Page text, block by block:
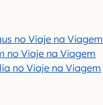
no Viaje na Viagem
no Viaje na Viagem
no Viaje na Viagem